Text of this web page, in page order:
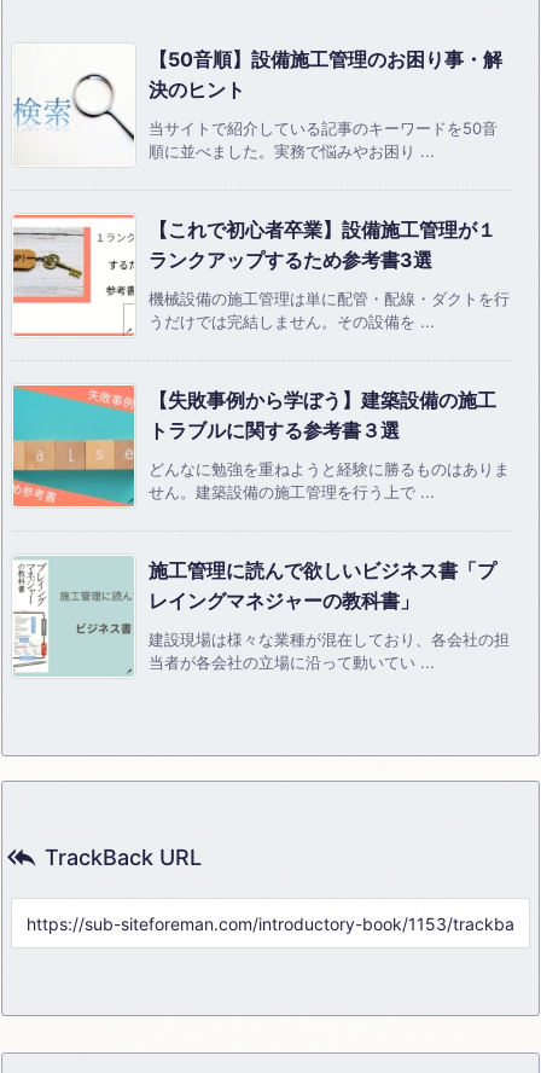
【50音順】設備施工管理のお困り事・解
決のヒント
当サイトで紹介している記事のキーワードを50音
順に並べました。実務で悩みやお困り ...
【これで初心者卒業】設備施工管理が１
ランクアップするため参考書3選
機械設備の施工管理は単に配管・配線・ダクトを行
うだけでは完結しません。その設備を ...
【失敗事例から学ぼう】建築設備の施工
トラブルに関する参考書３選
どんなに勉強を重ねようと経験に勝るものはありま
せん。建築設備の施工管理を行う上で ...
施工管理に読んで欲しいビジネス書「プ
レイングマネジャーの教科書」
建設現場は様々な業種が混在しており、各会社の担
当者が各会社の立場に沿って動いてい ...
 TrackBack URL